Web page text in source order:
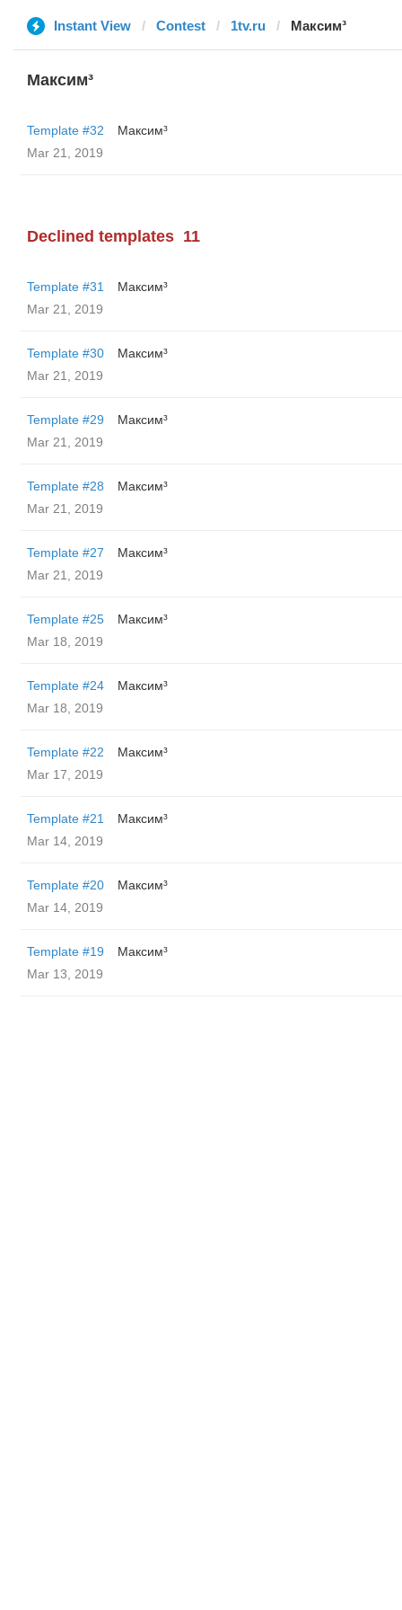
Instant View Contest 1tv.ru Максим³
Максим³
Template #32
Максим³
Mar 21, 2019
Declined templates 11
Template #31
Максим³
Mar 21, 2019
Template #30
Максим³
Mar 21, 2019
Template #29
Максим³
Mar 21, 2019
Template #28
Максим³
Mar 21, 2019
Template #27
Максим³
Mar 21, 2019
Template #25
Максим³
Mar 18, 2019
Template #24
Максим³
Mar 18, 2019
Template #22
Максим³
Mar 17, 2019
Template #21
Максим³
Mar 14, 2019
Template #20
Максим³
Mar 14, 2019
Template #19
Максим³
Mar 13, 2019